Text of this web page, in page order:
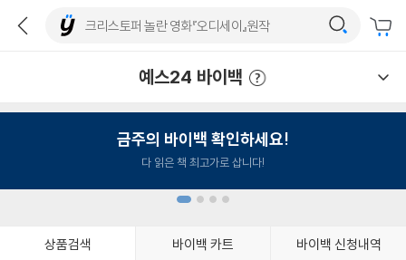
예스24 바이백
금주의 바이백 확인하세요!
다 읽은 책 최고가로 삽니다!
상품검색 바이백 카트 바이백 신청내역